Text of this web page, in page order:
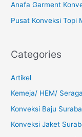
Anafa Garment
Pusat Konveksi Topi
Categories
Artikel
Kemeja/ HEM/
Konveksi Baju
Konveksi Jaket